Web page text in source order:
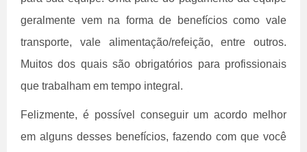
geralmente vem na forma de benefícios como vale
transporte, vale alimentação/refeição, entre outros.
Muitos dos quais são obrigatórios para profissionais
que trabalham em tempo integral.
Felizmente, é possível conseguir um acordo melhor
em alguns desses benefícios, fazendo com que você